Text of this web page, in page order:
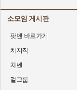
소모임 게시판
팟벤 바로가기
치지직
차벤
걸그룹